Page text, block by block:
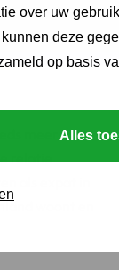
over uw
deze
op basis
Alles
meer
relatie
als expat in
woont en